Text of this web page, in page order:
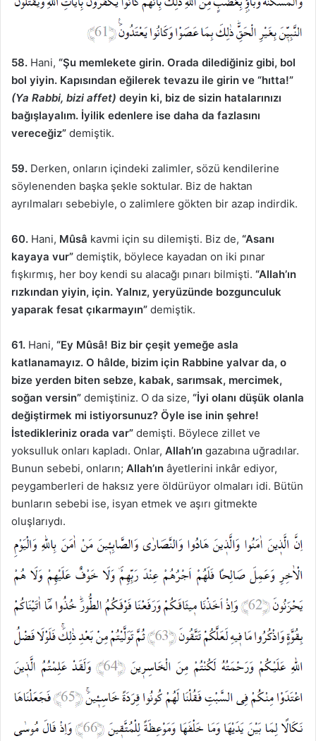
58. Hani, “Şu memlekete girin. Orada dilediğiniz gibi, bol
bol yiyin. Kapısından eğilerek tevazu ile girin ve “hıtta!”
(Ya Rabbi, bizi affet) deyin ki, biz de sizin hatalarınızı
bağışlayalım. İyilik edenlere ise daha da fazlasını
vereceğiz” demiştik.
59. Derken, onların içindeki zalimler, sözü kendilerine
söylenenden başka şekle soktular. Biz de haktan
ayrılmaları sebebiyle, o zalimlere gökten bir azap indirdik.
60. Hani, Mûsâ kavmi için su dilemişti. Biz de, “Asanı
kayaya vur” demiştik, böylece kayadan on iki pınar
fışkırmış, her boy kendi su alacağı pınarı bilmişti. “Allah’ın
rızkından yiyin, için. Yalnız, yeryüzünde bozgunculuk
yaparak fesat çıkarmayın” demiştik.
61. Hani, “Ey Mûsâ! Biz bir çeşit yemeğe asla
katlanamayız. O hâlde, bizim için Rabbine yalvar da, o
bize yerden biten sebze, kabak, sarımsak, mercimek,
soğan versin” demiştiniz. O da size, “İyi olanı düşük olanla
değiştirmek mi istiyorsunuz? Öyle ise inin şehre!
İstedikleriniz orada var” demişti. Böylece zillet ve
yoksulluk onları kapladı. Onlar, Allah’ın gazabına uğradılar.
Bunun sebebi, onların; Allah’ın âyetlerini inkâr ediyor,
peygamberleri de haksız yere öldürüyor olmaları idi. Bütün
bunların sebebi ise, isyan etmek ve aşırı gitmekte
oluşlarıydı.